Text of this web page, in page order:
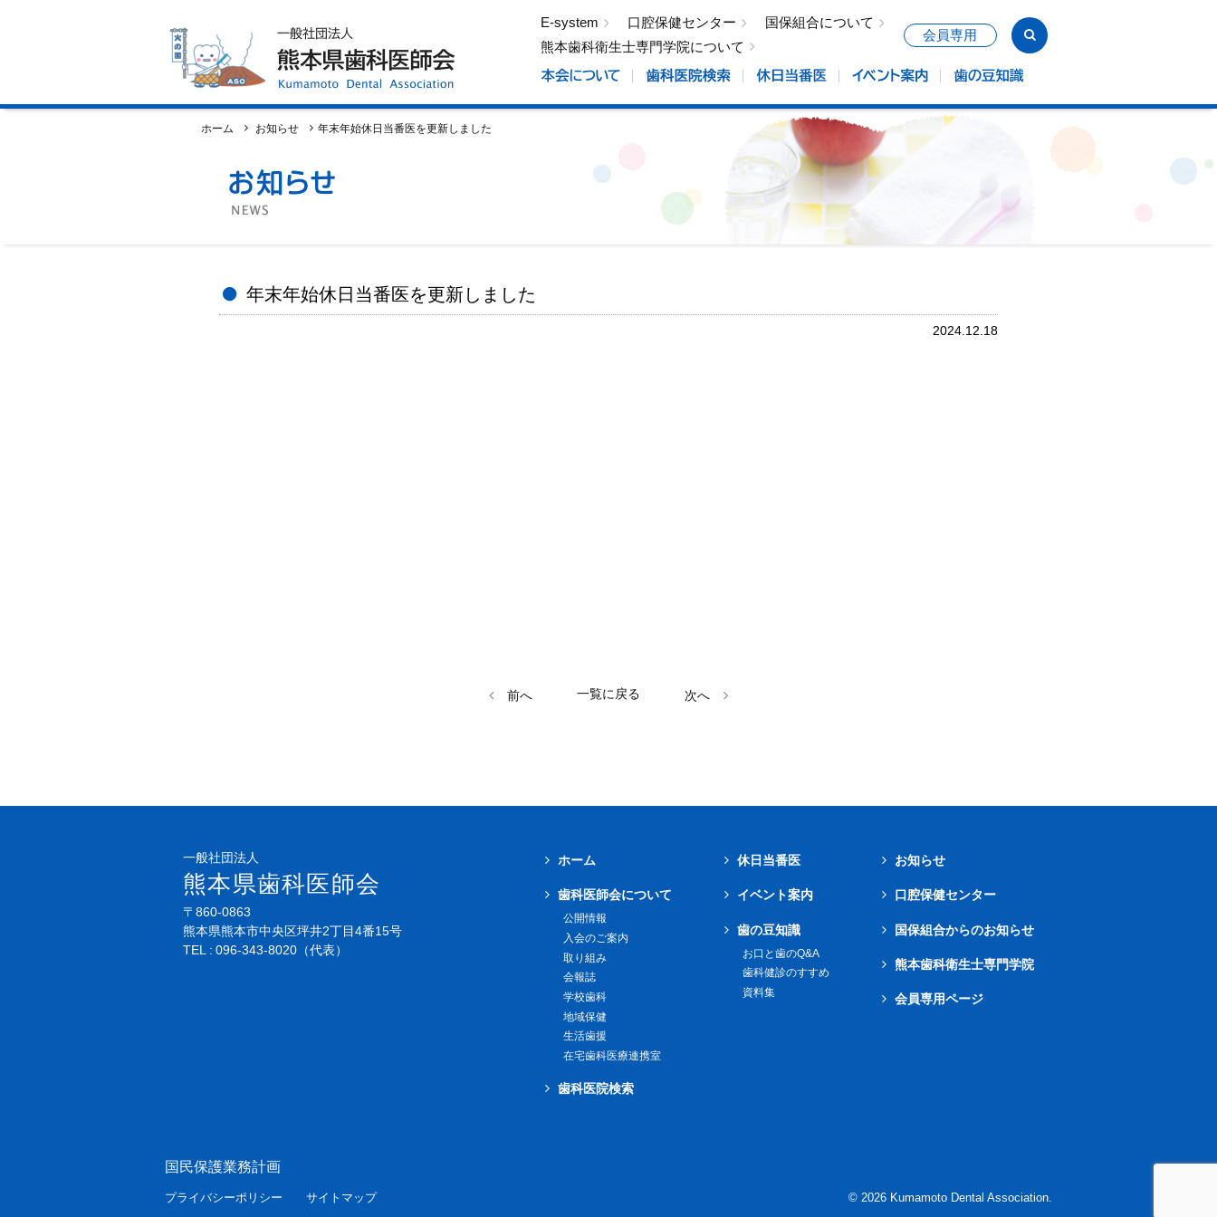
E-system 口腔保健センター
国保組合について
熊本歯科衛生士専門学院について
会員専用
ホーム お知らせ 年末年始休日当番医を更新しました
年末年始休日当番医を更新しました
2024.12.18
前へ 一覧に戻る 次へ
一般社団法人
熊本県歯科医師会
〒860-0863
熊本県熊本市中央区坪井2丁目4番15号
TEL
096-343-8020（代表）
ホーム
歯科医師会について
公開情報
入会のご案内
取り組み
会報誌
学校歯科
地域保健
生活歯援
在宅歯科医療連携室
歯科医院検索
休日当番医
イベント案内
歯の豆知識
お口と歯のQ&A
歯科健診のすすめ
資料集
お知らせ
口腔保健センター
国保組合からのお知らせ
熊本歯科衛生士専門学院
会員専用ページ
国民保護業務計画
プライバシーポリシー サイトマップ © 2026 Kumamoto Dental Association.
歯科医院検索
休日当番医
イベント案内
歯の豆知識
口腔保健センター
国保組合からのお知らせ
熊本歯科衛生士専門学院
プライバシーポリシー
サイトマップ